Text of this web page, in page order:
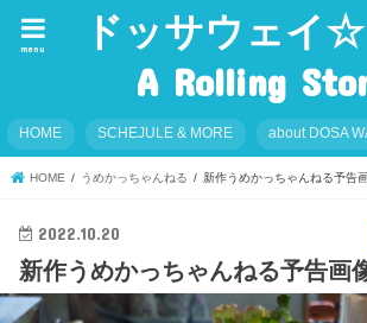
ドッサウェイ
A Rolling
menu
HOME SCHEJULE & MORE about DOSA
HOME うめかっちゃんねる 新作うめかっちゃんねる予告
2022.10.20
新作うめかっちゃんねる予告画